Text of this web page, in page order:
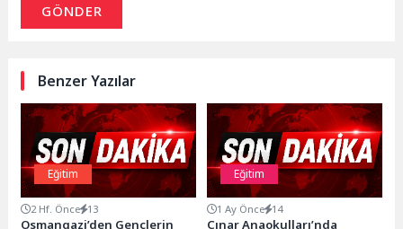
GÖNDER
Benzer Yazılar
Eğitim
2 Hf. Önce 13
Osmangazi’den Gençlerin
Eğitim
1 Ay Önce 14
Çınar Anaokulları’nda